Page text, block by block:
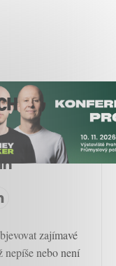
zajímavé
nepíše nebo není